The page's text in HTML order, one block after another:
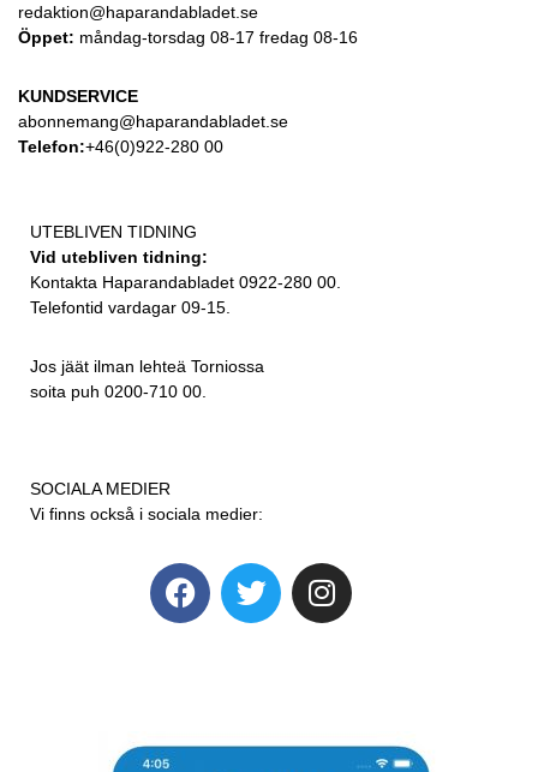
redaktion@haparandabladet.se
Öppet: måndag-torsdag 08-17 fredag 08-16
KUNDSERVICE
abonnemang@haparandabladet.se
Telefon:+46(0)922-280 00
UTEBLIVEN TIDNING
Vid utebliven tidning:
Kontakta Haparandabladet 0922-280 00.
Telefontid vardagar 09-15.
Jos jäät ilman lehteä Torniossa
soita puh 0200-710 00.
SOCIALA MEDIER
Vi finns också i sociala medier: